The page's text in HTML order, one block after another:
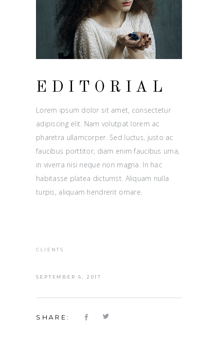
EDITORIAL
Lorem ipsum dolor sit amet, consectetur
adipiscing elit. Nam volutpat lorem ac
pharetra ullamcorper. Sed luctus, justo ac
faucibus porttitor, diam enim faucibus urna,
in viverra nisi neque non magna. In hac
habitasse platea dictumst. Aliquam nulla
turpis, aliquam hendrerit ornare.
CLIENTS
SEPTEMBER 6, 2017
SHARE: